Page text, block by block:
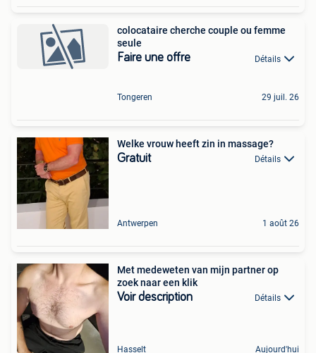
colocataire cherche couple ou femme
seule
Faire une offre Détails
Tongeren 29 juil. 26
Welke vrouw heeft zin in massage?
Gratuit Détails
Antwerpen 1 août 26
Met medeweten van mijn partner op
zoek naar een klik
Voir description Détails
Hasselt Aujourd'hui